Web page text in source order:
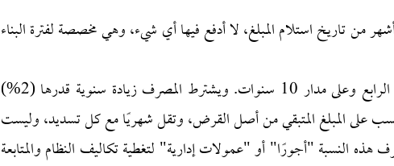
السماح: يمنحني المصرف فترة سماح مدتها 3 أشهر من تاريخ استلام المبلغ، لا أدفع فيها أي شيء، وهي مخصصة لفترة البناء
طريقة التسديد والفوائد: يبدأ التسديد من الشهر الرابع وعلى مدار 10 سنوات. ويشترط المصرف زيادة سنوية قدرها (2%)
على المبلغ المتبقي من أصل القرض، وتقل شهريًا مع كل تسديد، وليست
هذه النسبة "أجورًا" أو "عمولات إدارية" لتغطية تكاليف النظام والمتابعة